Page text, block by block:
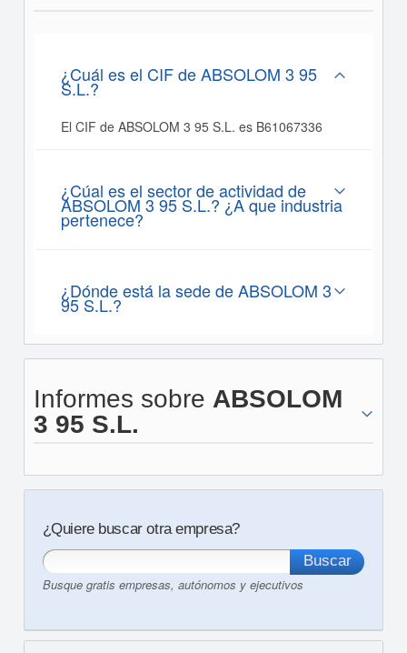
¿Cuál es el CIF de ABSOLOM 3 95
S.L.?
El CIF de ABSOLOM 3 95 S.L. es B61067336
¿Cúal es el sector de actividad de
ABSOLOM 3 95 S.L.? ¿A que industria
pertenece?
¿Dónde está la sede de ABSOLOM 3
95 S.L.?
Informes sobre ABSOLOM
3 95 S.L.
¿Quiere buscar otra empresa?
Busque gratis empresas, autónomos y ejecutivos